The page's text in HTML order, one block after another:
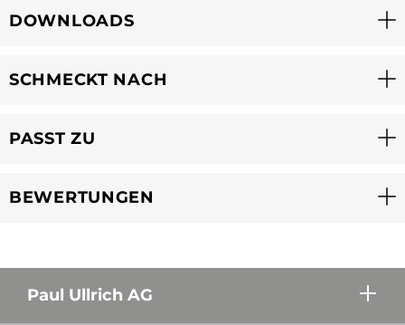
DOWNLOADS
SCHMECKT NACH
PASST ZU
BEWERTUNGEN
Paul Ullrich AG